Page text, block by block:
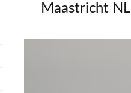
Maastricht NL